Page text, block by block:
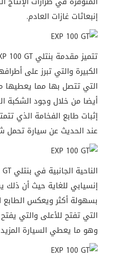
إنبعاثات غازات العادم.
الكبيرة والتي تبرز على
التي تتصل بها مما يعطيها
أيضا من خلال وجود الشكبة
إثبات طابع الفخامة الذي
عند الحديث عن سيارة تحمل
إنسيابي للغاية حيث أن ذلك
بسهولة أكثر ويعكس الطابع
التي تفتح للأعلى والتي
وهو ما يعطي السيارة المزيد